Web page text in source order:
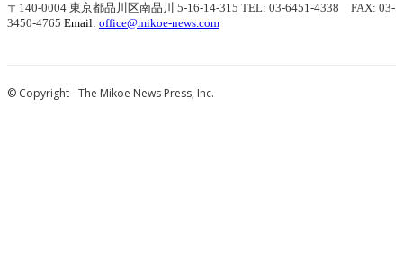
〒140-0004 東京都品川区南品川 5-16-14-315 TEL: 03-6451-4338 FAX: 03-
3450-4765 Email: office@mikoe-news.com
© Copyright - The Mikoe News Press, Inc.